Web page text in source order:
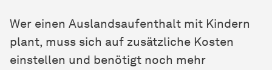
Wer einen Auslandsaufenthalt mit Kindern
plant, muss sich auf zusätzliche Kosten
einstellen und benötigt noch mehr